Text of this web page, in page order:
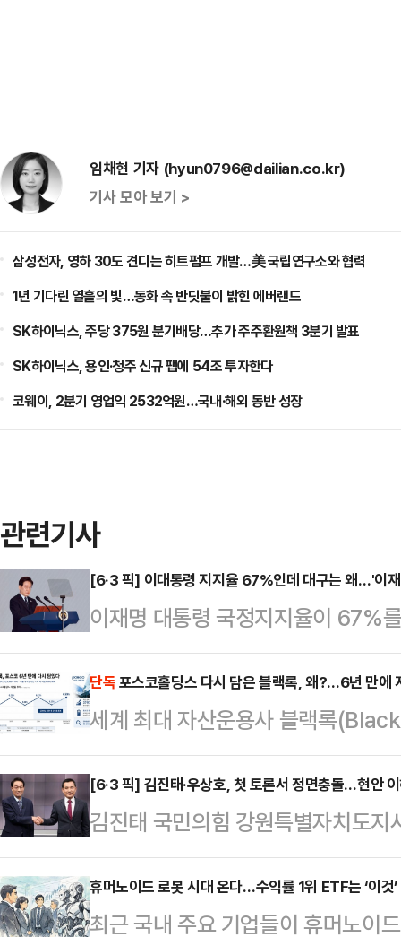
임채현 기자 (hyun0796@dailian.co.kr)
기사 모아 보기 >
삼성전자, 영하 30도 견디는 히트펌프 개발…美 국립연구소와 협력
1년 기다린 열흘의 빛…동화 속 반딧불이 밝힌 에버랜드
SK하이닉스, 주당 375원 분기배당…추가 주주환원책 3분기 발표
SK하이닉스, 용인·청주 신규 팹에 54조 투자한다
코웨이, 2분기 영업익 2532억원…국내·해외 동반 성장
관련기사
[6·3 픽] 이대통령 지지율 67%인데 대구는 왜…'이
이재명 대통령 국정지지율이 67%
서는 여야가 오차범위 내 초박빙 접
과'가 대구에서만큼은 온전히 작동
이다. 정치권에서는 이른바 '샤이
동하고 있다는 분석을 내놨다
28~29일 무선 100% 전화면접 방
이 대통령 국정 긍정평가는 61%,
면 대구 민심도 이 대…
단독포스코홀딩스 다시 담은 블랙록, 왜?…6년 만에
세계 최대 자산운용사 블랙록
분을 다시 6%대로 끌어올렸다. 아
되는 시점에서 글로벌 자금의 한국
다.11일 금융감독원 전자공시시스
(BlackRock Fund Advisors)는
유해 지분율 6.23%(4월22일 기준
보고서 기준 455만5963주
[6·3 픽] 김진태·우상호, 첫 토론서 정면충돌…현안
김진태 국민의힘 강원특별자치도
후보가 첫 토론회에서 강원 현안 이
다. 김 후보는 동서고속철 등 주요
도를 따졌고, 우 후보는 김 후보의
휴머노이드 로봇 시대 온다…수익률 1위 ETF는 ‘이것’
최근 국내 주요 기업들이 휴머노이